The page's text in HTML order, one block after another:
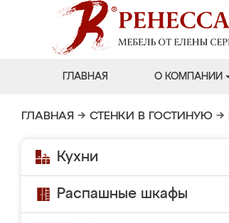
ГЛАВНАЯ О КОМПАНИИ
ГЛАВНАЯ → СТЕНКИ В ГОСТИНУЮ →
Кухни
Распашные шкафы